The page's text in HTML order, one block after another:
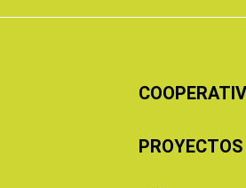
PROYECTOS